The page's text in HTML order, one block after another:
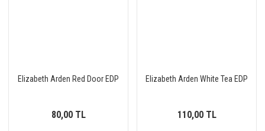
Elizabeth Arden Red Door EDP
80,00 TL
Elizabeth Arden White Tea EDP
110,00 TL